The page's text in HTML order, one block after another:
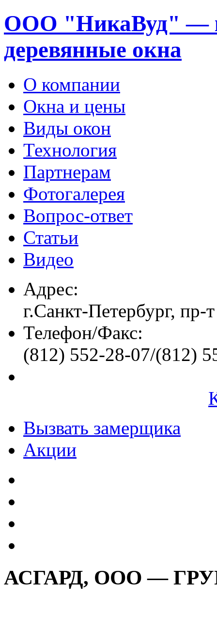
ООО "НикаВуд" —
деревянные окна
О компании
Окна и цены
Виды окон
Технология
Партнерам
Фотогалерея
Вопрос-ответ
Статьи
Видео
Адрес:
г.Санкт-Петербург, пр-
Телефон/Факс:
(812) 552-28-07/(812)
Вызвать замерщика
Акции
АСГАРД, ООО —